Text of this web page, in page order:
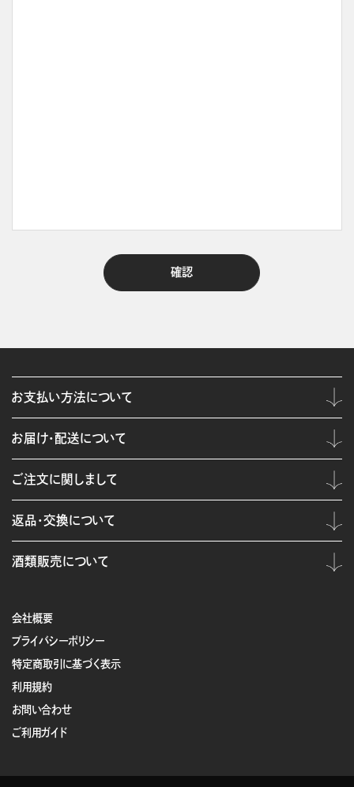
会社概要
プライバシーポリシー
特定商取引に基づく表示
利用規約
お問い合わせ
ご利用ガイド
お支払い方法について
お届け・配送について
ご注文に関しまして
返品・交換について
酒類販売について